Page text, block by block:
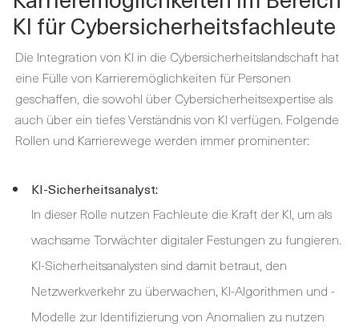
KI für Cybersicherheitsfachleute
Die Integration von KI in die Cybersicherheitslandschaft hat
eine Fülle von Karrieremöglichkeiten für Personen
geschaffen, die sowohl über Cybersicherheitsexpertise als
auch über ein tiefes Verständnis von KI verfügen. Folgende
Rollen und Karrierewege werden immer prominenter:
KI-Sicherheitsanalyst:
In dieser Rolle nutzen Fachleute die Kraft der KI, um als
wachsame Torwächter digitaler Festungen zu fungieren.
KI-Sicherheitsanalysten sind damit betraut, den
Netzwerkverkehr zu überwachen, KI-Algorithmen und -
Modelle zur Identifizierung von Anomalien zu nutzen